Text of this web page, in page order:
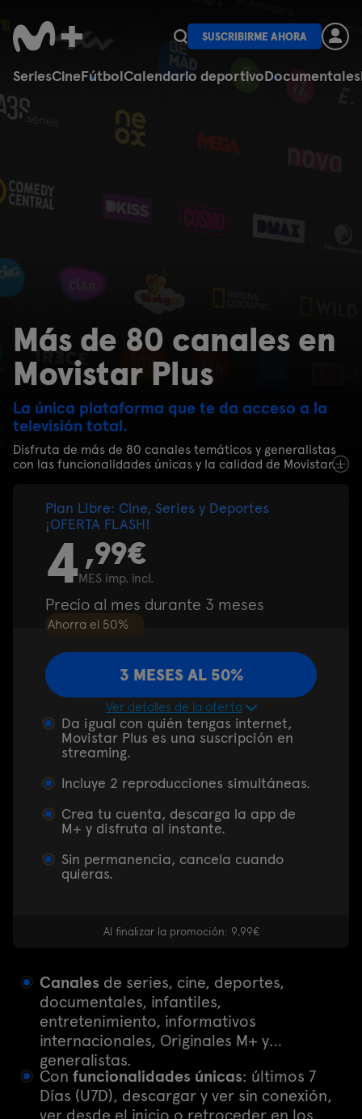
SeriesCineFútbolCalendario deportivoDocumentales
SUSCRIBIRME AHORA
Más de 80 canales en
Movistar Plus
La única plataforma que te da acceso a la
televisión total.
Disfruta de más de 80 canales temáticos y generalistas
con las funcionalidades únicas y la calidad de Movistar
Canales de series, cine, deportes,
documentales, infantiles,
entretenimiento, informativos
internacionales, Originales M+ y
generalistas.
Con funcionalidades únicas: últimos 7
Días (U7D), descargar y ver sin conexión,
Plan Libre: Cine, Series y Deportes
¡OFERTA FLASH!
4 ,99€
MES imp. incl.
Precio al mes durante 3 meses
Ahorra el 50%
Ver detalles de la oferta
Da igual con quién tengas internet,
Movistar Plus es una suscripción en
streaming.
Incluye 2 reproducciones simultáneas.
Crea tu cuenta, descarga la app de
M+ y disfruta al instante.
Sin permanencia, cancela cuando
quieras.
3 MESES AL 50%
Al finalizar la promoción: 9,99€